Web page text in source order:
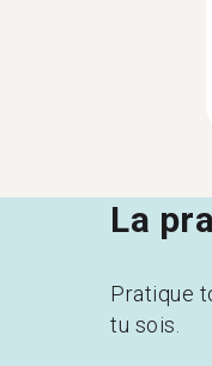
La
Pratique
tu sois.